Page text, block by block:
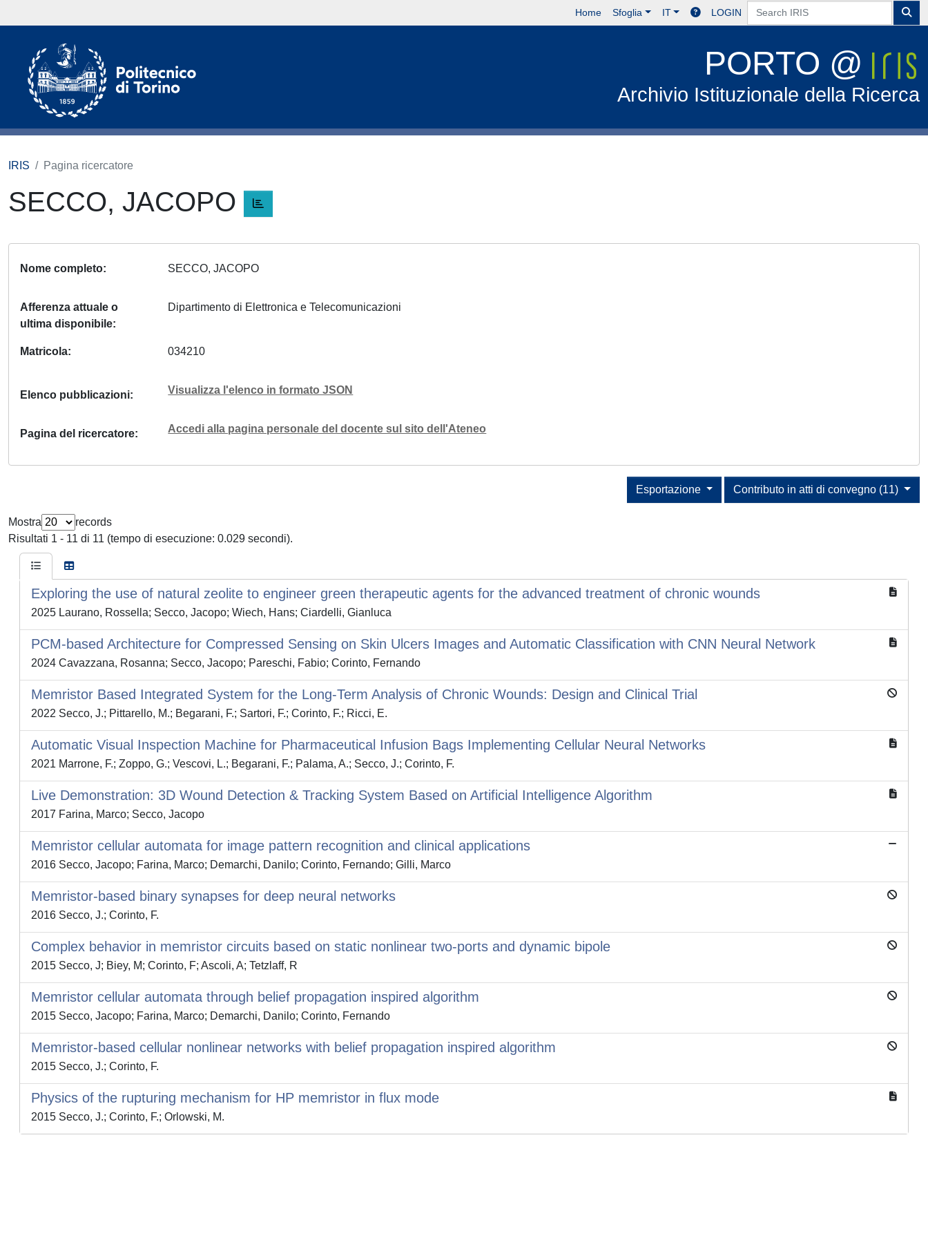
Home Sfoglia IT LOGIN
PORTO @
Archivio Istituzionale della Ricerca
IRIS Pagina ricercatore
SECCO, JACOPO
Nome completo SECCO, JACOPO
Afferenza attuale o
ultima disponibile
Dipartimento di Elettronica e Telecomunicazioni
Matricola 034210
Elenco pubblicazioni Visualizza l'elenco in formato JSON
Pagina del ricercatore Accedi alla pagina personale del docente sul sito dell'Ateneo
Contributo in atti di convegno (11)
Esportazione
Mostra
records
Risultati 1 - 11 di 11 (tempo di esecuzione: 0.029 secondi).
Exploring the use of natural zeolite to engineer green therapeutic agents for the advanced treatment of chronic wounds
2025 Laurano, Rossella; Secco, Jacopo; Wiech, Hans; Ciardelli, Gianluca
PCM-based Architecture for Compressed Sensing on Skin Ulcers Images and Automatic Classification with CNN Neural Network
2024 Cavazzana, Rosanna; Secco, Jacopo; Pareschi, Fabio; Corinto, Fernando
Memristor Based Integrated System for the Long-Term Analysis of Chronic Wounds: Design and Clinical Trial
2022 Secco, J.; Pittarello, M.; Begarani, F.; Sartori, F.; Corinto, F.; Ricci, E.
Automatic Visual Inspection Machine for Pharmaceutical Infusion Bags Implementing Cellular Neural Networks
2021 Marrone, F.; Zoppo, G.; Vescovi, L.; Begarani, F.; Palama, A.; Secco, J.; Corinto, F.
Live Demonstration: 3D Wound Detection & Tracking System Based on Artificial Intelligence Algorithm
2017 Farina, Marco; Secco, Jacopo
Memristor cellular automata for image pattern recognition and clinical applications
2016 Secco, Jacopo; Farina, Marco; Demarchi, Danilo; Corinto, Fernando; Gilli, Marco
Memristor-based binary synapses for deep neural networks
2016 Secco, J.; Corinto, F.
Complex behavior in memristor circuits based on static nonlinear two-ports and dynamic bipole
2015 Secco, J; Biey, M; Corinto, F; Ascoli, A; Tetzlaff, R
Memristor cellular automata through belief propagation inspired algorithm
2015 Secco, Jacopo; Farina, Marco; Demarchi, Danilo; Corinto, Fernando
Memristor-based cellular nonlinear networks with belief propagation inspired algorithm
2015 Secco, J.; Corinto, F.
Physics of the rupturing mechanism for HP memristor in flux mode
2015 Secco, J.; Corinto, F.; Orlowski, M.